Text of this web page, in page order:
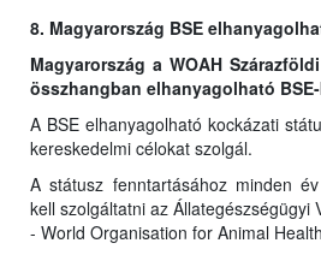
8. Magyarország BSE
Magyarország a WOAH
összhangban elhanyagolható
A BSE elhanyagolható kockázati
kereskedelmi célokat szolgál.
A státusz fenntartásához minden
kell szolgáltatni az Állategészségügyi
- World Organisation for Animal